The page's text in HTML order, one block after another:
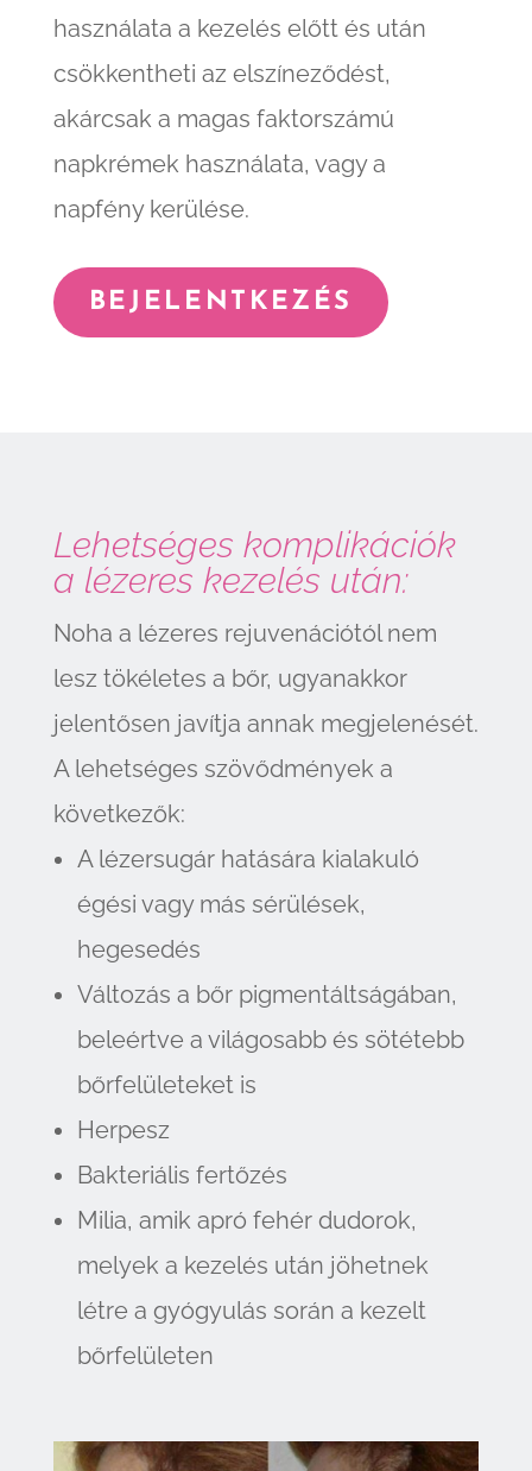
használata a kezelés előtt és után
csökkentheti az elszíneződést,
akárcsak a magas faktorszámú
napkrémek használata, vagy a
napfény kerülése.
BEJELENTKEZÉS
Lehetséges komplikációk
a lézeres kezelés után:
Noha a lézeres rejuvenációtól nem
lesz tökéletes a bőr, ugyanakkor
jelentősen javítja annak megjelenését.
A lehetséges szövődmények a
következők:
A lézersugár hatására kialakuló
égési vagy más sérülések,
hegesedés
Változás a bőr pigmentáltságában,
beleértve a világosabb és sötétebb
bőrfelületeket is
Herpesz
Bakteriális fertőzés
Milia, amik apró fehér dudorok,
melyek a kezelés után jöhetnek
létre a gyógyulás során a kezelt
bőrfelületen